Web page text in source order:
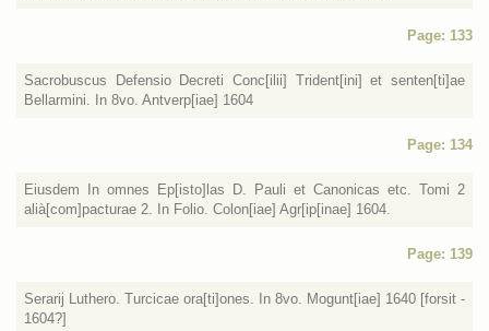
Page: 133
Sacrobuscus Defensio Decreti Conc[ilii] Trident[ini] et senten[ti]ae
Bellarmini. In 8vo. Antverp[iae] 1604
Page: 134
Eiusdem In omnes Ep[isto]las D. Pauli et Canonicas etc. Tomi 2
alià[com]pacturae 2. In Folio. Colon[iae] Agr[ip[inae] 1604.
Page: 139
Serarij Luthero. Turcicae ora[ti]ones. In 8vo. Mogunt[iae] 1640 [forsit -
1604?]